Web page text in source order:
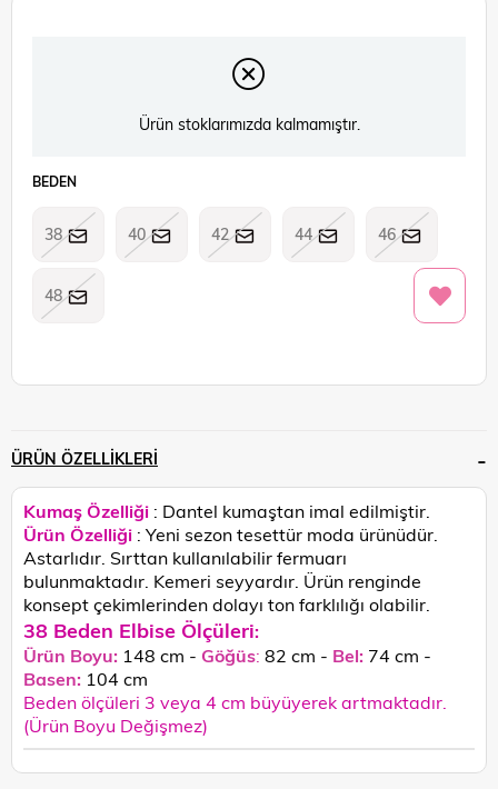
Ürün stoklarımızda kalmamıştır.
BEDEN
38 40 42 44 46
48
ÜRÜN ÖZELLIKLERI
Kumaş Özelliği : Dantel kumaştan imal edilmiştir.
Ürün Özelliği : Yeni sezon tesettür moda ürünüdür.
Astarlıdır. Sırttan kullanılabilir fermuarı
bulunmaktadır. Kemeri seyyardır. Ürün renginde
konsept çekimlerinden dolayı ton farklılığı olabilir.
38 Beden Elbise Ölçüleri:
Ürün Boyu: 148 cm - Göğüs: 82 cm - Bel: 74 cm -
Basen: 104 cm
Beden ölçüleri 3 veya 4 cm büyüyerek artmaktadır.
(Ürün Boyu Değişmez)